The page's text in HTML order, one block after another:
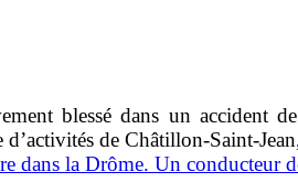
blessé dans un accident
de Châtillon-Saint-
dans la Drôme. Un